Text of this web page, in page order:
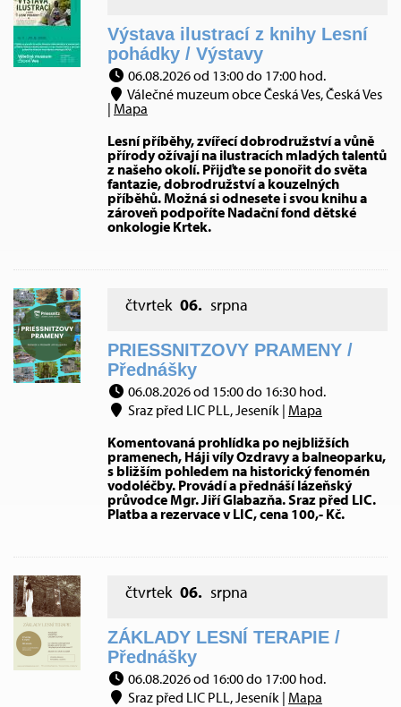
Výstava ilustrací z knihy Lesní
pohádky / Výstavy
06.08.2026 od 13:00 do 17:00 hod.
Válečné muzeum obce Česká Ves, Česká Ves
| Mapa
Lesní příběhy, zvířecí dobrodružství a vůně
přírody ožívají na ilustracích mladých talentů
z našeho okolí. Přijďte se ponořit do světa
fantazie, dobrodružství a kouzelných
příběhů. Možná si odnesete i svou knihu a
zároveň podpoříte Nadační fond dětské
onkologie Krtek.
čtvrtek 06. srpna
PRIESSNITZOVY PRAMENY /
Přednášky
06.08.2026 od 15:00 do 16:30 hod.
Sraz před LIC PLL, Jeseník | Mapa
Komentovaná prohlídka po nejbližších
pramenech, Háji víly Ozdravy a balneoparku,
s bližším pohledem na historický fenomén
vodoléčby. Provádí a přednáší lázeňský
průvodce Mgr. Jiří Glabazňa. Sraz před LIC.
Platba a rezervace v LIC, cena 100,- Kč.
čtvrtek 06. srpna
ZÁKLADY LESNÍ TERAPIE /
Přednášky
06.08.2026 od 16:00 do 17:00 hod.
Sraz před LIC PLL, Jeseník | Mapa